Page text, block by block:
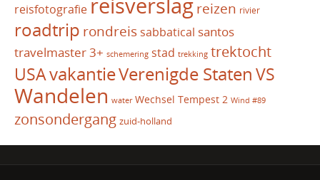
reisfotografie reisverslag reizen rivier
roadtrip rondreis sabbatical santos
travelmaster 3+ schemering stad trekking trektocht
USAvakantieVerenigde StatenVS
Wandelen water Wechsel Tempest 2 Wind #89
zonsondergang zuid-holland